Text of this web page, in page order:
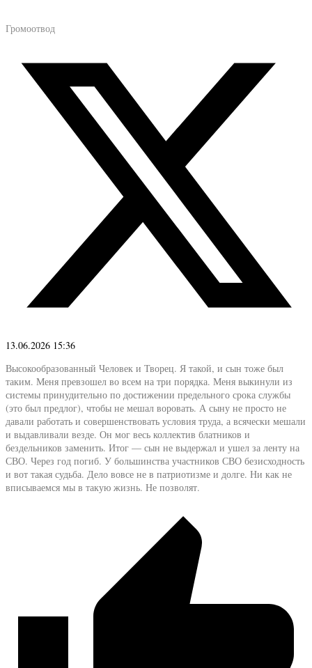
Громоотвод
13.06.2026 15:36
Высокообразованный Человек и Творец. Я такой, и сын тоже был
таким. Меня превзошел во всем на три порядка. Меня выкинули из
системы принудительно по достижении предельного срока службы
(это был предлог), чтобы не мешал воровать. А сыну не просто не
давали работать и совершенствовать условия труда, а всячески мешали
и выдавливали везде. Он мог весь коллектив блатников и
бездельников заменить. Итог — сын не выдержал и ушел за ленту на
СВО. Через год погиб. У большинства участников СВО безисходность
и вот такая судьба. Дело вовсе не в патриотизме и долге. Ни как не
вписываемся мы в такую жизнь. Не позволят.